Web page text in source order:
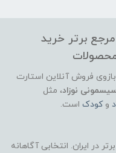
برتر خرید
محصولات
بازوی فروش آنلاین استارت
نوزاد، مثل
وکودک است.
در ایران. انتخابی آگاهانه